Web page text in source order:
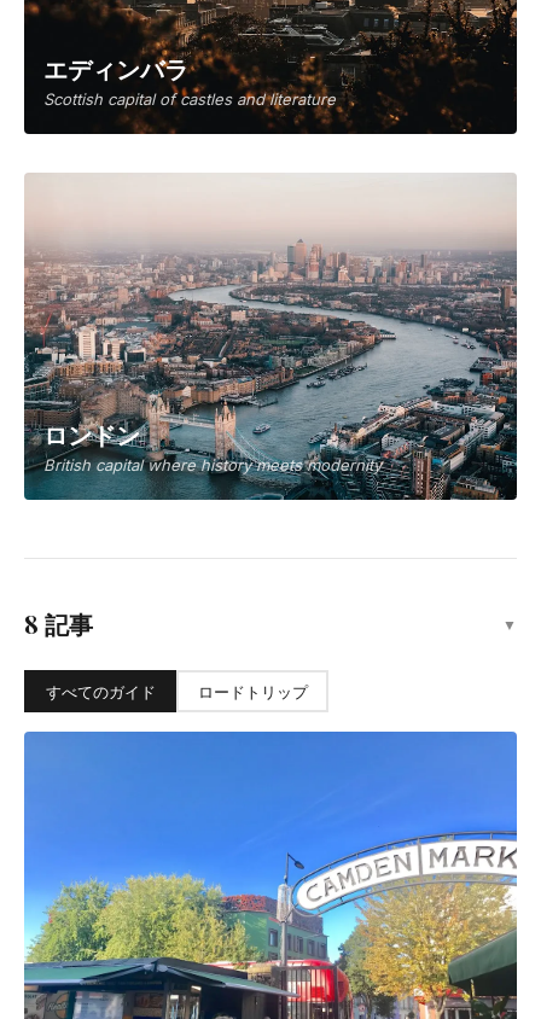
エディンバラ
Scottish capital of castles and literature
ロンドン
British capital where history meets modernity
8 記事 ▼
すべてのガイド ロードトリップ